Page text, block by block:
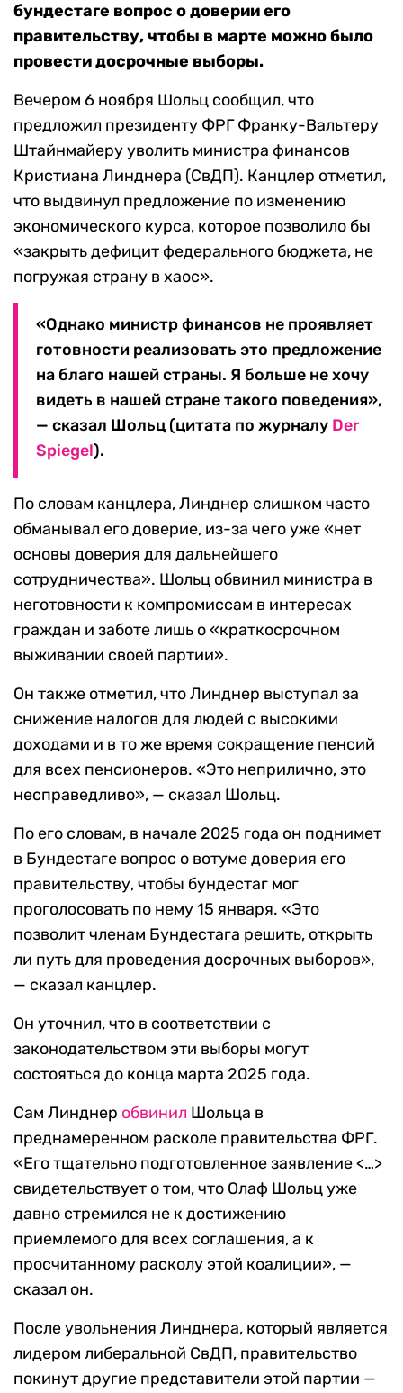
бундестаге вопрос о доверии его
правительству, чтобы в марте можно было
провести досрочные выборы.
Вечером 6 ноября Шольц сообщил, что
предложил президенту ФРГ Франку-Вальтеру
Штайнмайеру уволить министра финансов
Кристиана Линднера (СвДП). Канцлер отметил,
что выдвинул предложение по изменению
экономического курса, которое позволило бы
«закрыть дефицит федерального бюджета, не
погружая страну в хаос».
«Однако министр финансов не проявляет
готовности реализовать это предложение
на благо нашей страны. Я больше не хочу
видеть в нашей стране такого поведения»,
— сказал Шольц (цитата по журналу Der
Spiegel).
По словам канцлера, Линднер слишком часто
обманывал его доверие, из-за чего уже «нет
основы доверия для дальнейшего
сотрудничества». Шольц обвинил министра в
неготовности к компромиссам в интересах
граждан и заботе лишь о «краткосрочном
выживании своей партии».
Он также отметил, что Линднер выступал за
снижение налогов для людей с высокими
доходами и в то же время сокращение пенсий
для всех пенсионеров. «Это неприлично, это
несправедливо», — сказал Шольц.
По его словам, в начале 2025 года он поднимет
в Бундестаге вопрос о вотуме доверия его
правительству, чтобы бундестаг мог
проголосовать по нему 15 января. «Это
позволит членам Бундестага решить, открыть
ли путь для проведения досрочных выборов»,
— сказал канцлер.
Он уточнил, что в соответствии с
законодательством эти выборы могут
состояться до конца марта 2025 года.
Сам Линднер обвинил Шольца в
преднамеренном расколе правительства ФРГ.
«Его тщательно подготовленное заявление <…>
свидетельствует о том, что Олаф Шольц уже
давно стремился не к достижению
приемлемого для всех соглашения, а к
просчитанному расколу этой коалиции», —
сказал он.
После увольнения Линднера, который является
лидером либеральной СвДП, правительство
покинут другие представители этой партии —